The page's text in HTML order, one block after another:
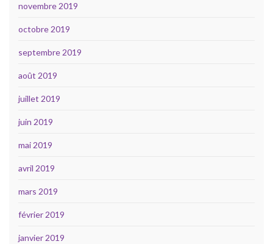
novembre 2019
octobre 2019
septembre 2019
août 2019
juillet 2019
juin 2019
mai 2019
avril 2019
mars 2019
février 2019
janvier 2019